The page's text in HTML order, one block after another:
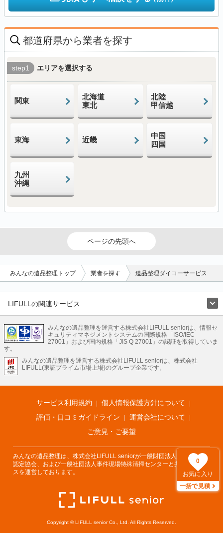
0
お気に入り
一括で見積
都道府県から業者を探す
step1 エリアを選択する
関東
北海道
東北
北陸
甲信越
東海 近畿
中国
四国
九州
沖縄
ページの先頭へ
みんなの遺品整理トップ 業者を探す 遺品整理ダイコーサービス
LIFULLの関連サービス
不動産・住宅
引越し 老人ホーム 地方創生
ママの就労支援
不動産クラウドファンディング 遺品整理 老後の暮らし情報
LIFULL HOME'Sのサービス
不動産・住宅
不動産査定 マンション専門売却査定 不動産投資 アドバイザー
不動産アーカイブ
空き家バンク 家賃相場 不動産会社
不動産用語集 住まいのお役立ち情報
LIFULL HOME'S PRESS
不動産転職
みんなの遺品整理を運営する株式会社LIFULL seniorは、情報セ
キュリティマネジメントシステムの国際規格「ISO/IEC
27001」および国内規格「JIS Q 27001」の認証を取得していま
す。
みんなの遺品整理を運営する株式会社LIFULL seniorは、株式会社
LIFULL(東証プライム市場上場)のグループ企業です。
サービス利用規約
個人情報保護方針について
評価・口コミガイドライン
運営会社について
ご意見・ご要望
みんなの遺品整理は、株式会社LIFULL seniorが一般財団法人遺品整理士
認定協会、および一般社団法人事件現場特殊清掃センターと共同でサービ
スを運営しております。
Copyright © LIFULL senior Co., Ltd. All Rights Reserved.